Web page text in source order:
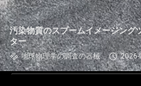
汚染物質のスプームイメージング
ター
地球物理学の調査の器械 2026-